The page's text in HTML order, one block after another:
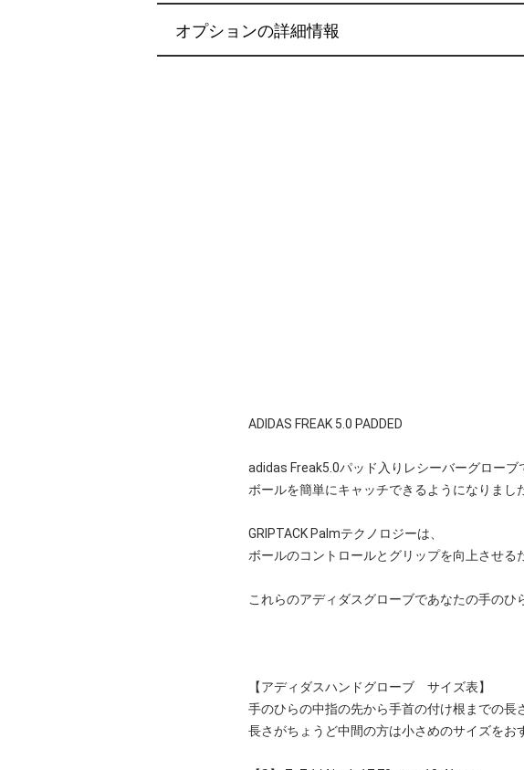
オプションの詳細情報
ADIDAS FREAK 5.0 PADDED
adidas Freak5.0パッド入りレシーバーグローブ
ボールを簡単にキャッチできるようになりまし
GRIPTACK Palmテクノロジーは、
ボールのコントロールとグリップを向上させる
これらのアディダスグローブであなたの手のひ
【アディダスハンドグローブ サイズ表】
手のひらの中指の先から手首の付け根までの長
長さがちょうど中間の方は小さめのサイズをお